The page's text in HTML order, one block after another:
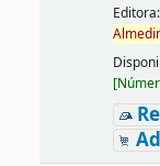
Editora:
[